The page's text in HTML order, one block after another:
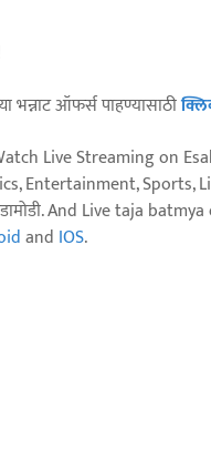
भन्नाट ऑफर्स पाहण्यासाठी
Live Streaming on
Entertainment, Sports,
घडामोडी. And Live taja
and IOS.